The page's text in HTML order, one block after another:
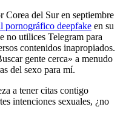
Corea del Sur en septiembre
pornográfico deepfake en su
no utilices Telegram para
contenidos inapropiados.
gente cerca» a menudo
del sexo para mí.
a tener citas contigo
intenciones sexuales, ¿no